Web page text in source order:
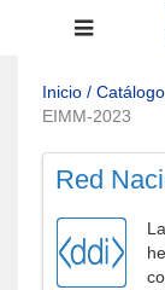
Menú
Inicio /
EIMM-2023
Red